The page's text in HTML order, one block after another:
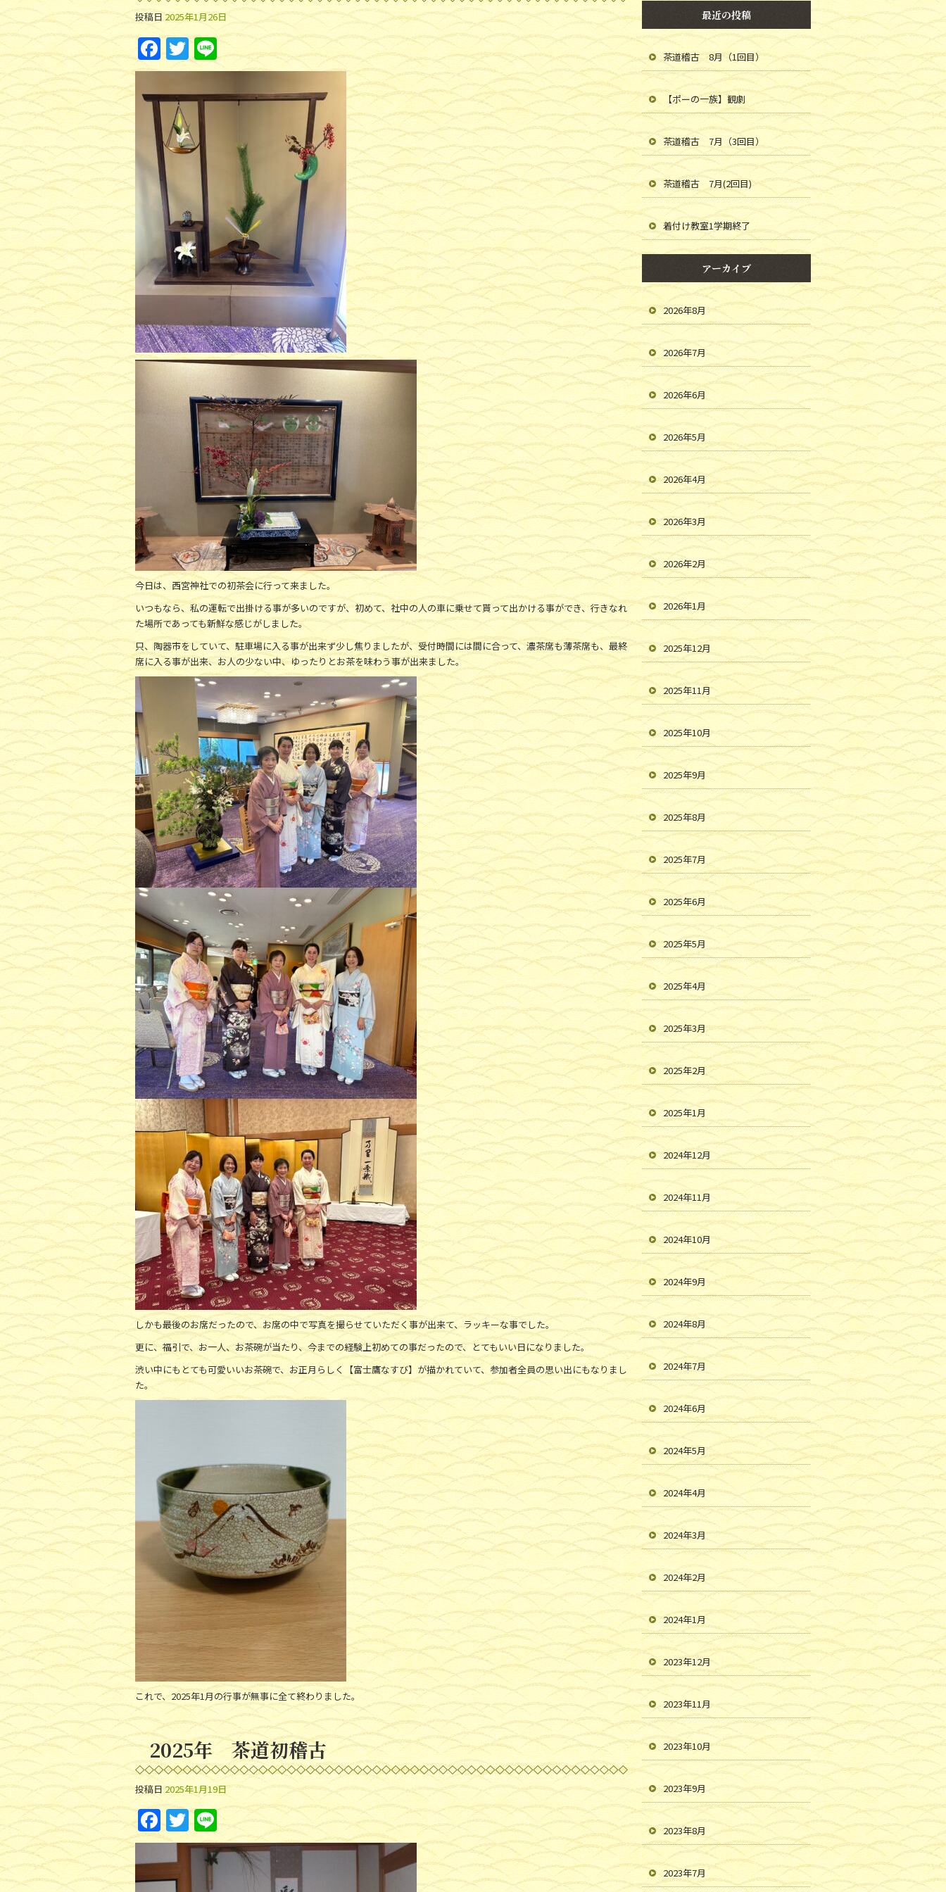
投稿日2025年1月26日
F
a
c
e
b
o
o
k
T
w
itt
er
Li
n
e
今日は、西宮神社での初茶会に行って来ました。
いつもなら、私の運転で出掛ける事が多いのですが、初めて、社中の人の車に乗せて貰って出かける事ができ、行きなれ
た場所であっても新鮮な感じがしました。
只、陶器市をしていて、駐車場に入る事が出来ず少し焦りましたが、受付時間には間に合って、濃茶席も薄茶席も、最終
席に入る事が出来、お人の少ない中、ゆったりとお茶を味わう事が出来ました。
しかも最後のお席だったので、お席の中で写真を撮らせていただく事が出来て、ラッキーな事でした。
更に、福引で、お一人、お茶碗が当たり、今までの経験上初めての事だったので、とてもいい日になりました。
渋い中にもとても可愛いいお茶碗で、お正月らしく【富士鷹なすび】が描かれていて、参加者全員の思い出にもなりまし
た。
これで、2025年1月の行事が無事に全て終わりました。
2025年 茶道初稽古
投稿日2025年1月19日
F
a
c
T
w
itt
Li
n
e
最近の投稿
茶道稽古 8月（1回目）
【ポーの一族】観劇
茶道稽古 7月（3回目）
茶道稽古 7月(2回目)
着付け教室1学期終了
アーカイブ
2026年8月
2026年7月
2026年6月
2026年5月
2026年4月
2026年3月
2026年2月
2026年1月
2025年12月
2025年11月
2025年10月
2025年9月
2025年8月
2025年7月
2025年6月
2025年5月
2025年4月
2025年3月
2025年2月
2025年1月
2024年12月
2024年11月
2024年10月
2024年9月
2024年8月
2024年7月
2024年6月
2024年5月
2024年4月
2024年3月
2024年2月
2024年1月
2023年12月
2023年11月
2023年10月
2023年9月
2023年8月
2023年7月